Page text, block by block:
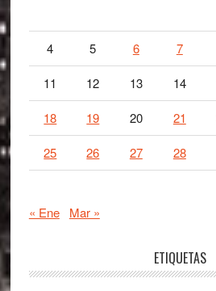
4 5 6 7
11 12 13 14
18 19 20 21
25 26 27 28
« Ene Mar »
ETIQUETAS